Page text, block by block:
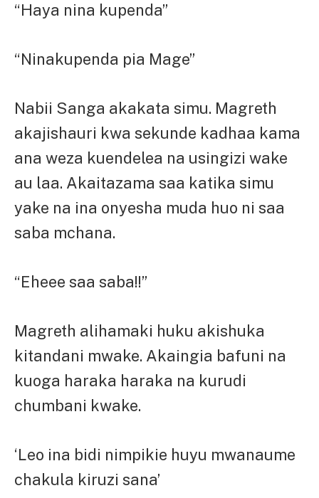
“Haya nina kupenda”
“Ninakupenda pia Mage”
Nabii Sanga akakata simu. Magreth
akajishauri kwa sekunde kadhaa kama
ana weza kuendelea na usingizi wake
au laa. Akaitazama saa katika simu
yake na ina onyesha muda huo ni saa
saba mchana.
“Eheee saa saba!!”
Magreth alihamaki huku akishuka
kitandani mwake. Akaingia bafuni na
kuoga haraka haraka na kurudi
chumbani kwake.
‘Leo ina bidi nimpikie huyu mwanaume
chakula kiruzi sana’